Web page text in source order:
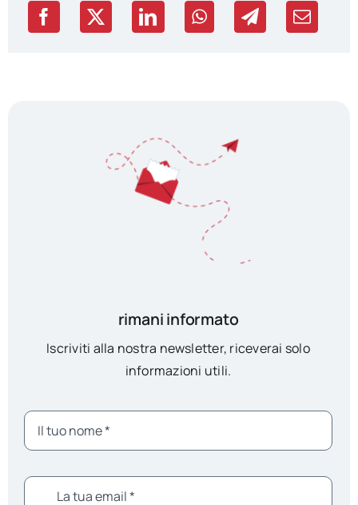
rimani informato
Iscriviti alla nostra newsletter, riceverai solo
informazioni utili.